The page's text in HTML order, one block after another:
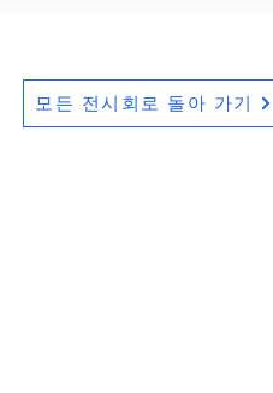
모든 전시회로 돌아 가기